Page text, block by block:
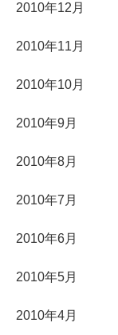
2010年12月
2010年11月
2010年10月
2010年9月
2010年8月
2010年7月
2010年6月
2010年5月
2010年4月